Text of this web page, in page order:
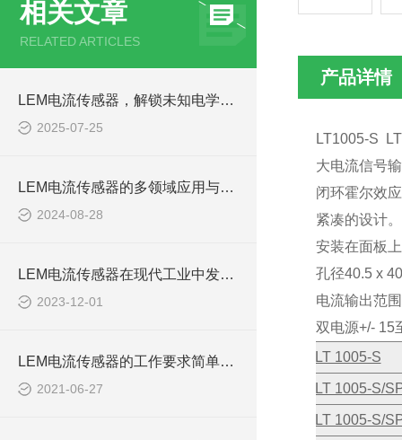
相关文章
RELATED ARTICLES
LEM电流传感器，解锁未知电学奥秘
2025-07-25
LEM电流传感器的多领域应用与市场新动向
2024-08-28
LEM电流传感器在现代工业中发挥着重要作用
2023-12-01
LEM电流传感器的工作要求简单了解一下
2021-06-27
产品详情
LT1005-S
大电流信号
闭环霍尔效
紧凑的设计。
安装在面板
孔径40.5 x
电流输出范围
双电源+/- 15
LT 1005-S
LT 1005-S/
LT 1005-S/